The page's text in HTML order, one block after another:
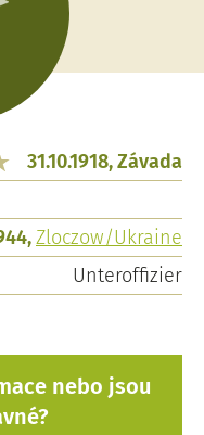
31.10.1918, Závada
Zloczow/Ukraine
Unteroffizier
nebo jsou